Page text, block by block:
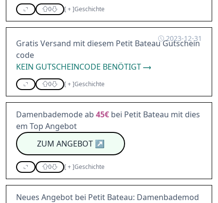
0 [+]Geschichte
2023-12-31
Gratis Versand mit diesem Petit Bateau Gutschein
code
KEIN GUTSCHEINCODE BENÖTIGT
0 [+]Geschichte
Damenbademode ab 45€ bei Petit Bateau mit dies
em Top Angebot
ZUM ANGEBOT↗
0 [+]Geschichte
Neues Angebot bei Petit Bateau: Damenbademod